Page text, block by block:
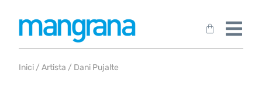
Inici /Artista / Dani Pujalte